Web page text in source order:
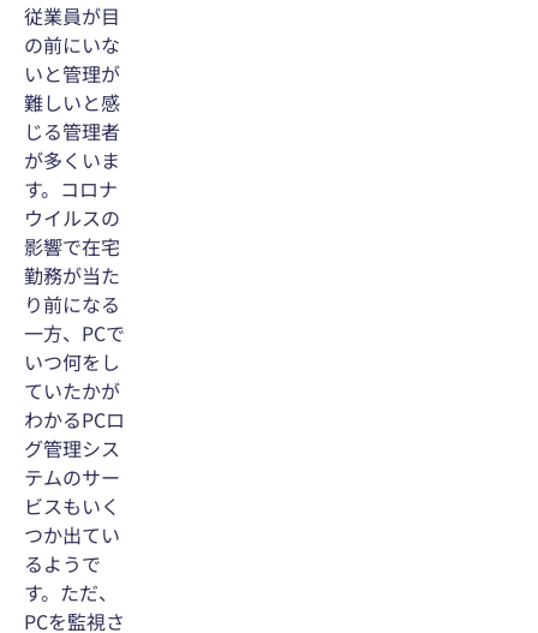
従業員が目
の前にいな
いと管理が
難しいと感
じる管理者
が多くいま
す。コロナ
ウイルスの
影響で在宅
勤務が当た
り前になる
一方、PCで
いつ何をし
ていたかが
わかるPCロ
グ管理シス
テムのサー
ビスもいく
つか出てい
るようで
す。ただ、
PCを監視さ